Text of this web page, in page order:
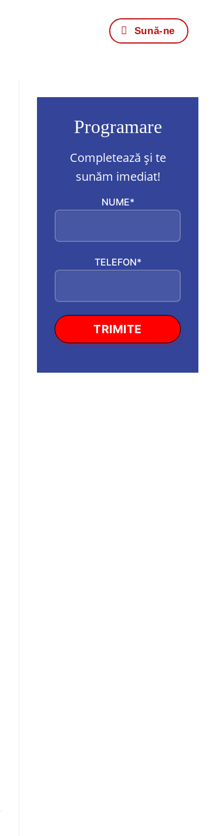
Sună-ne
Programare
Completează și te
sunăm imediat!
NUME*
TELEFON*